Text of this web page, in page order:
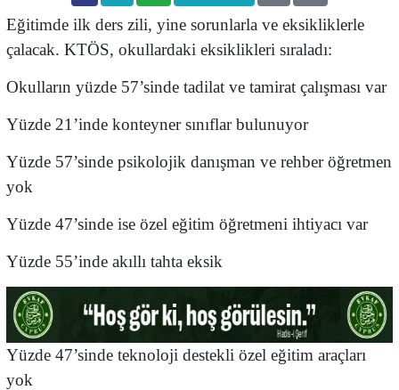
Eğitimde ilk ders zili, yine sorunlarla ve eksikliklerle
çalacak. KTÖS, okullardaki eksiklikleri sıraladı:
Okulların yüzde 57’sinde tadilat ve tamirat çalışması var
Yüzde 21’inde konteyner sınıflar bulunuyor
Yüzde 57’sinde psikolojik danışman ve rehber öğretmen
yok
Yüzde 47’sinde ise özel eğitim öğretmeni ihtiyacı var
Yüzde 55’inde akıllı tahta eksik
Yüzde 47’sinde teknoloji destekli özel eğitim araçları
yok